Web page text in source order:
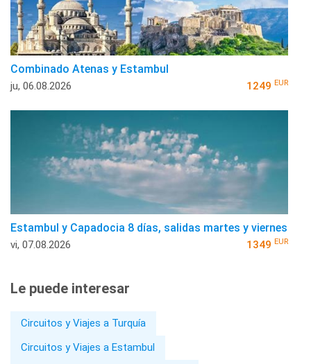
Combinado Atenas y Estambul
ju, 06.08.2026 1249 EUR
Estambul y Capadocia 8 días, salidas martes y viernes
vi, 07.08.2026 1349 EUR
Le puede interesar
Circuitos y Viajes a Turquía
Circuitos y Viajes a Estambul